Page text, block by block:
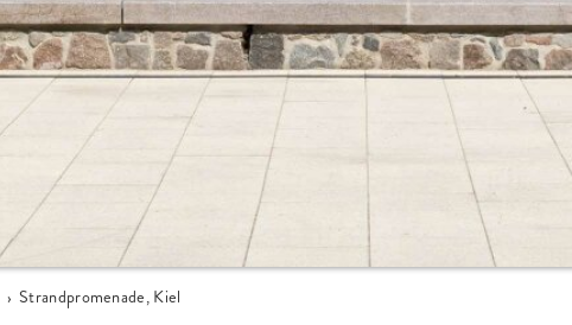
› Strandpromenade, Kiel